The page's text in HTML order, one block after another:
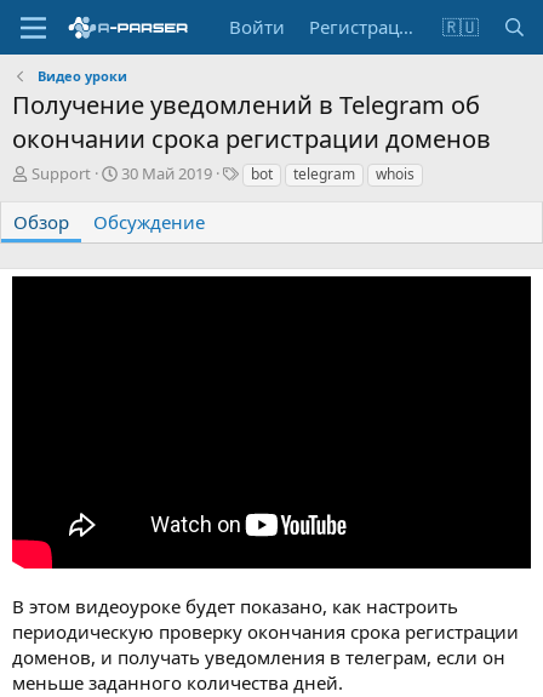
Войти Регистрация 🇷🇺
Видео уроки
Получение уведомлений в Telegram об
окончании срока регистрации доменов
А
т
о
Support
Д
т
а
о
30 Май 2019
Т
и
bot telegram whois
Обзор Обсуждение
В этом видеоуроке будет показано, как настроить
периодическую проверку окончания срока регистрации
доменов, и получать уведомления в телеграм, если он
меньше заданного количества дней.